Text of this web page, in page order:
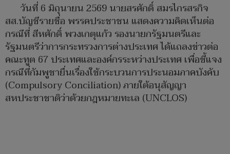
วันที่ 6 มิถุนายน 2569 นายสรศักดิ์ สมรไกรสรกิจ
สส.บัญชีรายชื่อ พรรคประชาชน แสดงความคิดเห็นต่อ
กรณีที่ สีหศักดิ์ พวงเกตุแก้ว รองนายกรัฐมนตรีและ
รัฐมนตรีว่าการกระทรวงการต่างประเทศ ได้แถลงข่าวต่อ
คณะทูต 67 ประเทศและองค์กรระหว่างประเทศ เพื่อชี้แจง
กรณีที่กัมพูชายื่นเรื่องใช้กระบวนการประนอมภาคบังคับ
(Compulsory Conciliation) ภายใต้อนุสัญญา
สหประชาชาติว่าด้วยกฎหมายทะเล (UNCLOS)